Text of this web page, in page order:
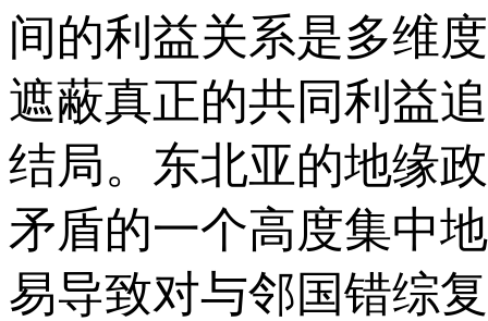
间的利益关系是多维
遮蔽真正的共同利益
结局。东北亚的地缘
矛盾的一个高度集中
易导致对与邻国错综